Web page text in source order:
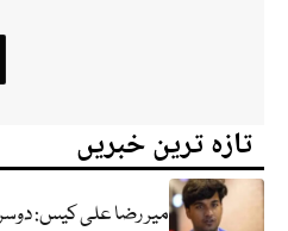
تازہ ترین خبریں
میر رضا علی کیس: